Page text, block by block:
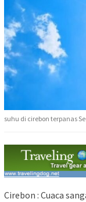
suhu di cirebon terpanas
Cirebon : Cuaca